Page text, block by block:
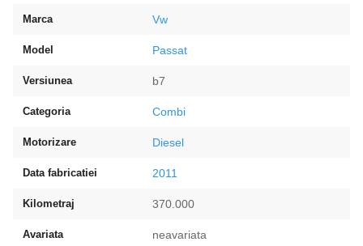
Marca Vw
Model Passat
Versiunea b7
Categoria Combi
Motorizare Diesel
Data fabricatiei 2011
Kilometraj 370.000
Avariata neavariata